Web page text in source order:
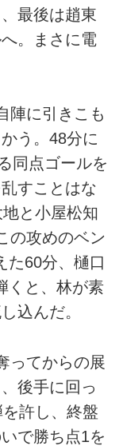
最後は趙東
。まさに電
陣に引きこも
う。48分に
同点ゴールを
すことはな
と小屋松知
の攻めのベン
た60分、樋口
くと、林が素
込んだ。
ってからの展
後手に回っ
許し、終盤
で勝ち点1を